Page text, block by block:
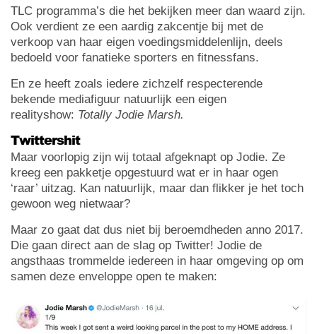
TLC programma’s die het bekijken meer dan waard zijn.
Ook verdient ze een aardig zakcentje bij met de
verkoop van haar eigen voedingsmiddelenlijn, deels
bedoeld voor fanatieke sporters en fitnessfans.
En ze heeft zoals iedere zichzelf respecterende
bekende mediafiguur natuurlijk een eigen
realityshow: Totally Jodie Marsh.
Twittershit
Maar voorlopig zijn wij totaal afgeknapt op Jodie. Ze
kreeg een pakketje opgestuurd wat er in haar ogen
‘raar’ uitzag. Kan natuurlijk, maar dan flikker je het toch
gewoon weg nietwaar?
Maar zo gaat dat dus niet bij beroemdheden anno 2017.
Die gaan direct aan de slag op Twitter! Jodie de
angsthaas trommelde iedereen in haar omgeving op om
samen deze enveloppe open te maken: